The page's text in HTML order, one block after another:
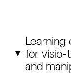
Learning
for visio-
and